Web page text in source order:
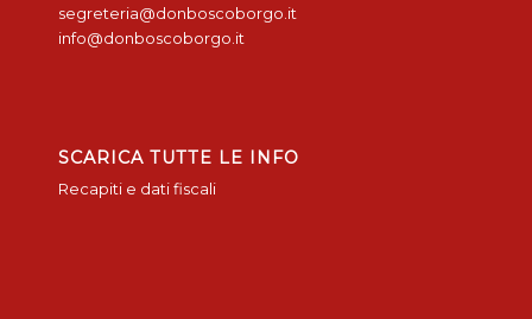
segreteria@donboscoborgo.it
info@donboscoborgo.it
SCARICA TUTTE LE INFO
Recapiti e dati fiscali